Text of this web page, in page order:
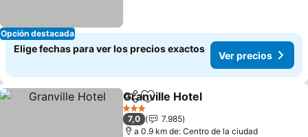
Opción destacada
Elige fechas para ver los precios exactos
Ver precios
CompartirAgregar a favoritos
Granville Hotel
3 Estrellas
7,0
7.985
a 0.9 km de: Centro de la ciudad